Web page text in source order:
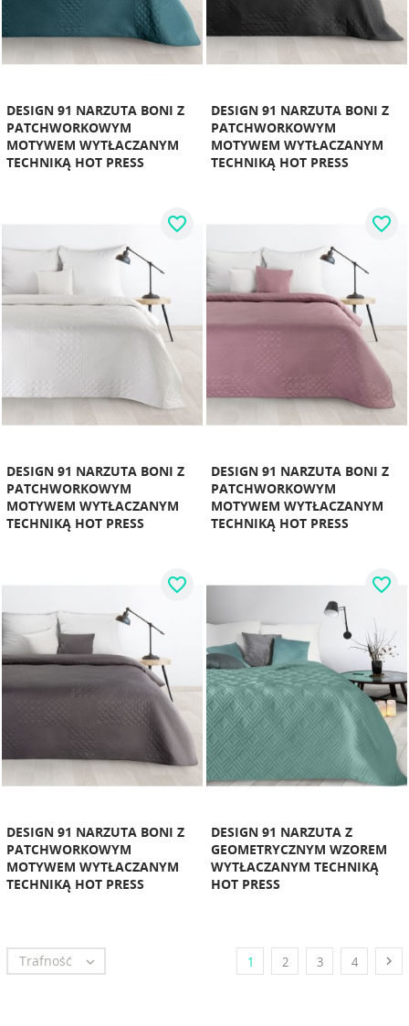
DESIGN 91 NARZUTA BONI Z
PATCHWORKOWYM
MOTYWEM WYTŁACZANYM
TECHNIKĄ HOT PRESS
DESIGN 91 NARZUTA BONI Z
PATCHWORKOWYM
MOTYWEM WYTŁACZANYM
TECHNIKĄ HOT PRESS
DESIGN 91 NARZUTA BONI Z
PATCHWORKOWYM
MOTYWEM WYTŁACZANYM
TECHNIKĄ HOT PRESS
favorite_border
DESIGN 91 NARZUTA BONI Z
PATCHWORKOWYM
MOTYWEM WYTŁACZANYM
TECHNIKĄ HOT PRESS
favorite_border
DESIGN 91 NARZUTA BONI Z
PATCHWORKOWYM
MOTYWEM WYTŁACZANYM
TECHNIKĄ HOT PRESS
favorite_border
DESIGN 91 NARZUTA Z
GEOMETRYCZNYM WZOREM
WYTŁACZANYM TECHNIKĄ
HOT PRESS
favorite_border
Trafność  1 2 3 4 